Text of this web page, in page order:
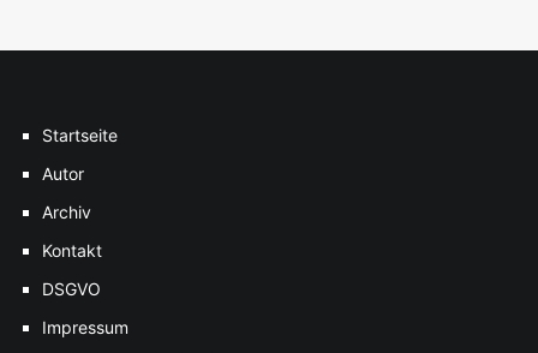
Startseite
Autor
Archiv
Kontakt
DSGVO
Impressum